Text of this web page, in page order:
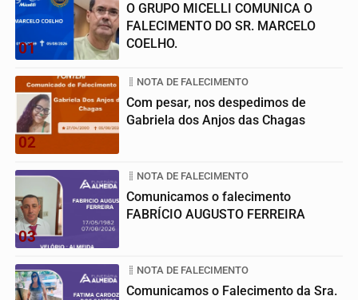
01
O GRUPO MICELLI COMUNICA O
FALECIMENTO DO SR. MARCELO
COELHO.
02
NOTA DE FALECIMENTO
Com pesar, nos despedimos de
Gabriela dos Anjos das Chagas
03
NOTA DE FALECIMENTO
Comunicamos o falecimento
FABRÍCIO AUGUSTO FERREIRA
NOTA DE FALECIMENTO
Comunicamos o Falecimento da Sra.